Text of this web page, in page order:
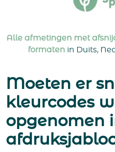
Alle afmetingen met
formaten in Duits,
Moeten er
kleurcodes
opgenomen